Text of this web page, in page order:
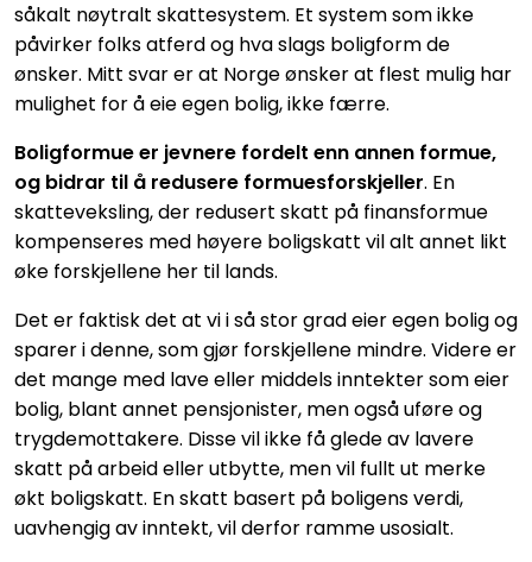
såkalt nøytralt skattesystem. Et system som ikke
påvirker folks atferd og hva slags boligform de
ønsker. Mitt svar er at Norge ønsker at flest mulig har
mulighet for å eie egen bolig, ikke færre.
Boligformue er jevnere fordelt enn annen formue,
og bidrar til å redusere formuesforskjeller. En
skatteveksling, der redusert skatt på finansformue
kompenseres med høyere boligskatt vil alt annet likt
øke forskjellene her til lands.
Det er faktisk det at vi i så stor grad eier egen bolig og
sparer i denne, som gjør forskjellene mindre. Videre er
det mange med lave eller middels inntekter som eier
bolig, blant annet pensjonister, men også uføre og
trygdemottakere. Disse vil ikke få glede av lavere
skatt på arbeid eller utbytte, men vil fullt ut merke
økt boligskatt. En skatt basert på boligens verdi,
uavhengig av inntekt, vil derfor ramme usosialt.